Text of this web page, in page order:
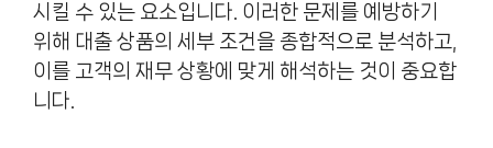
시킬 수 있는 요소입니다. 이러한 문제를 예방하기
위해 대출 상품의 세부 조건을 종합적으로 분석하고,
이를 고객의 재무 상황에 맞게 해석하는 것이 중요합
니다.